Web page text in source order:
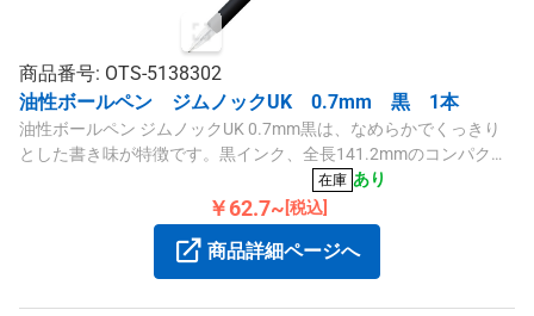
商品番号: OTS-5138302
油性ボールペン ジムノックUK 0.7mm 黒 1本
油性ボールペン ジムノックUK 0.7mm黒は、なめらかでくっきり
とした書き味が特徴です。黒インク、全長141.2mmのコンパクト
在庫 あり
￥62.7~ [税込]
商品詳細ページへ